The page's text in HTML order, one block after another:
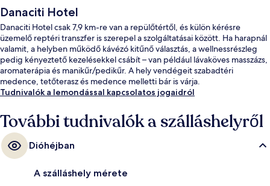
Danaciti Hotel
Danaciti Hotel csak 7,9 km-re van a repülőtértől, és külön kérésre
üzemelő reptéri transzfer is szerepel a szolgáltatásai között. Ha harapnál
valamit, a helyben működő kávézó kitűnő választás, a wellnessrészleg
pedig kényeztető kezelésekkel csábít – van például lávaköves masszázs,
aromaterápia és manikűr/pedikűr. A hely vendégeit szabadtéri
medence, tetőterasz és medence melletti bár is várja.
Tudnivalók a lemondással kapcsolatos jogaidról
További tudnivalók a szálláshelyről
Dióhéjban
A szálláshely mérete